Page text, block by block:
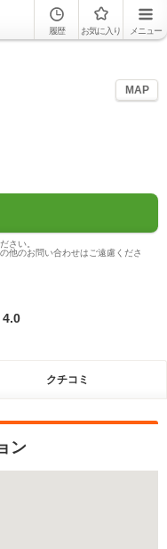
履歴 お気に入り メニュー
MAP
さい。
他のお問い合わせはご遠慮くださ
4.0
クチコミ
ン